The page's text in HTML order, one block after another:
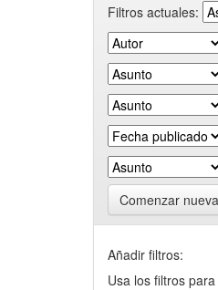
Filtros actuales:
Comenzar
Añadir filtros:
Usa los filtros